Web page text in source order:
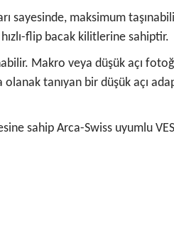
sayesinde, maksimum
flip bacak kilitlerine sahiptir.
Makro veya düşük açı
olanak tanıyan bir düşük açı
sahip Arca-Swiss uyumlu